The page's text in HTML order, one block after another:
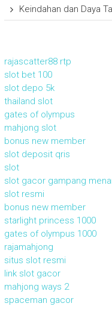
Keindahan dan Daya
rajascatter88 rtp
slot bet 100
slot depo 5k
thailand slot
gates of olympus
mahjong slot
bonus new member
slot deposit qris
slot
slot gacor gampang
slot resmi
bonus new member
starlight princess 1000
gates of olympus 1000
rajamahjong
situs slot resmi
link slot gacor
mahjong ways 2
spaceman gacor